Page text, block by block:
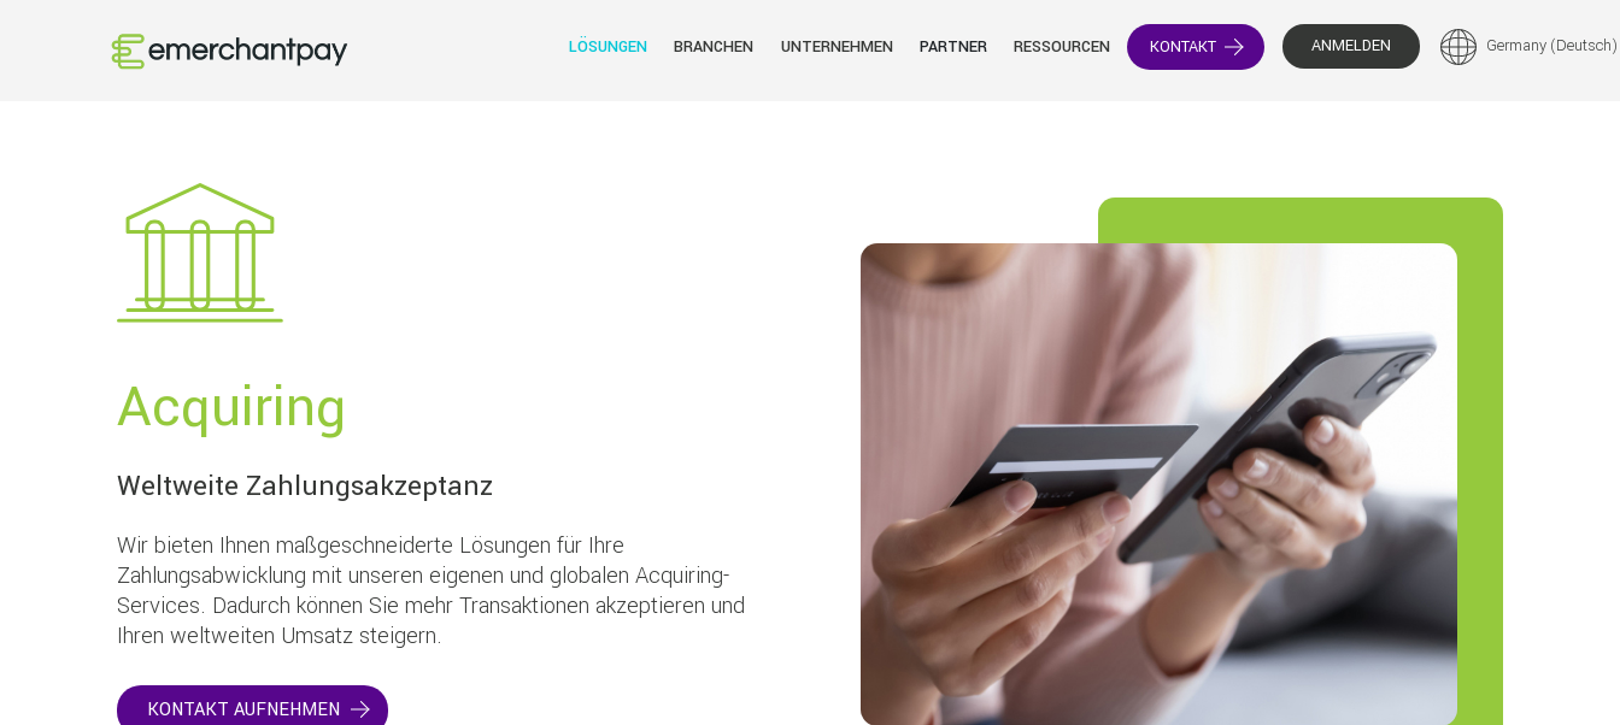
KONTAKT ANMELDEN Germany (Deutsch)
LÖSUNGEN BRANCHEN UNTERNEHMEN PARTNER RESSOURCEN
Acquiring
Weltweite Zahlungsakzeptanz
Wir bieten Ihnen maßgeschneiderte Lösungen für Ihre
Zahlungsabwicklung mit unseren eigenen und globalen Acquiring-
Services. Dadurch können Sie mehr Transaktionen akzeptieren und
Ihren weltweiten Umsatz steigern.
KONTAKT AUFNEHMEN